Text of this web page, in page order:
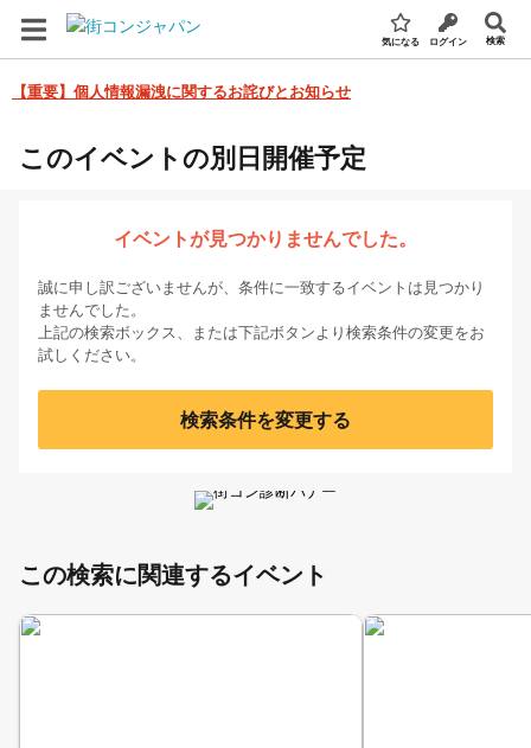
気になる ログイン 検索
【重要】個人情報漏洩に関するお詫びとお知らせ
このイベントの別日開催予定
イベントが見つかりませんでした。
誠に申し訳ございませんが、条件に一致するイベントは見つかり
ませんでした。
上記の検索ボックス、または下記ボタンより検索条件の変更をお
試しください。
検索条件を変更する
この検索に関連するイベント